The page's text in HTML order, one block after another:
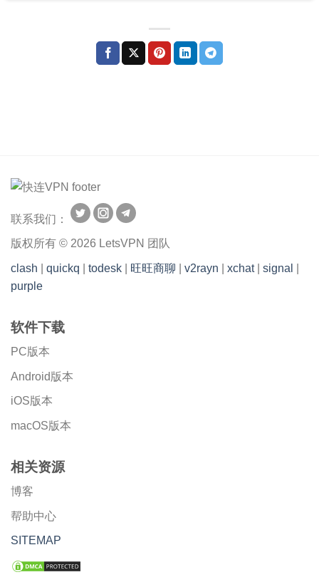
联系我们：
版权所有 © 2026 LetsVPN 团队
clash quickq todesk 旺旺商聊 v2rayn xchat| signal
purple
软件下载
PC版本
Android版本
iOS版本
macOS版本
相关资源
博客
帮助中心
SITEMAP